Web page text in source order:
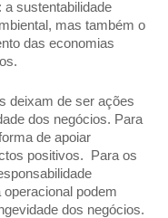
sustentabilidade
mas também o
das economias
deixam de ser ações
dos negócios. Para
de apoiar
positivos.  Para os
podem
dos negócios.